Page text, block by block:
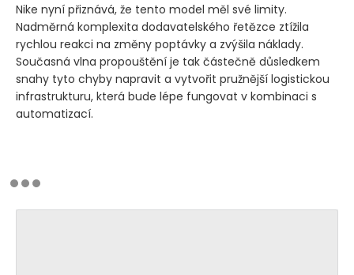
Nike nyní přiznává, že tento model měl své limity.
Nadměrná komplexita dodavatelského řetězce ztížila
rychlou reakci na změny poptávky a zvýšila náklady.
Současná vlna propouštění je tak částečně důsledkem
snahy tyto chyby napravit a vytvořit pružnější logistickou
infrastrukturu, která bude lépe fungovat v kombinaci s
automatizací.